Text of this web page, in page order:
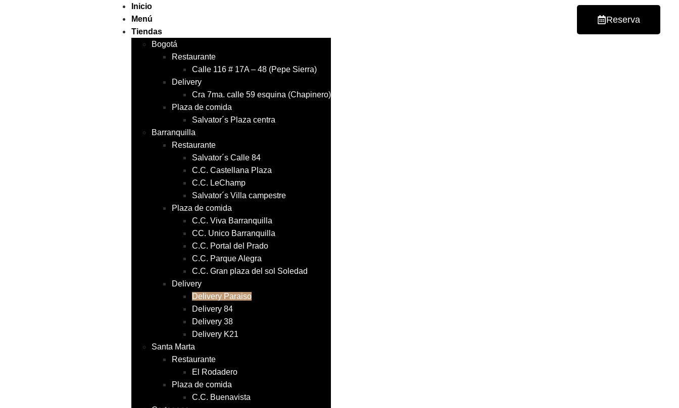
Inicio
Menú
Tiendas
Bogotá
Restaurante
Calle 116 # 17A – 48 (Pepe Sierra)
Delivery
Cra 7ma. calle 59 esquina (Chapinero)
Plaza de comida
Salvator´s Plaza centra
Barranquilla
Restaurante
Salvator´s Calle 84
C.C. Castellana Plaza
C.C. LeChamp
Salvator´s Villa campestre
Plaza de comida
C.C. Viva Barranquilla
CC. Unico Barranquilla
C.C. Portal del Prado
C.C. Parque Alegra
C.C. Gran plaza del sol Soledad
Delivery
Delivery Paraiso
Delivery 84
Delivery 38
Delivery K21
Santa Marta
Restaurante
El Rodadero
Plaza de comida
C.C. Buenavista
Reserva